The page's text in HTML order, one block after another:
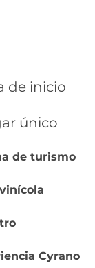
de inicio
único
de turismo
Cyrano